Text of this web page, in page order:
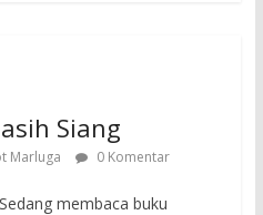
Siang
Marluga 0 Komentar
membaca buku